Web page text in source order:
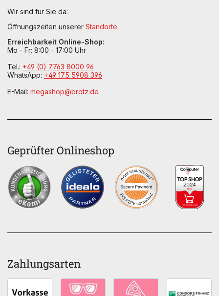
Wir sind für Sie da:
Öffnungszeiten unserer Standorte
Erreichbarkeit Online-Shop:
Mo - Fr: 8:00 - 17:00 Uhr
Tel.: +49 (0) 7763 8000 96
WhatsApp: +49 175 5908 396
E-Mail: megashop@brotz.de
Geprüfter Onlineshop
Zahlungsarten